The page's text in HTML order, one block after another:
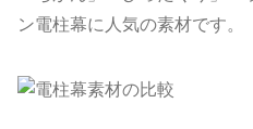
ン電柱幕に人気の素材です。